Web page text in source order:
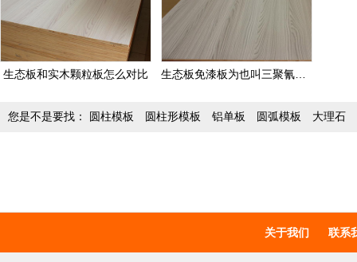
生态板和实木颗粒板怎么对比
您是不是要找： 圆柱模板 圆柱形模板 铝单板 圆弧模板 大理石
关于我们 联系